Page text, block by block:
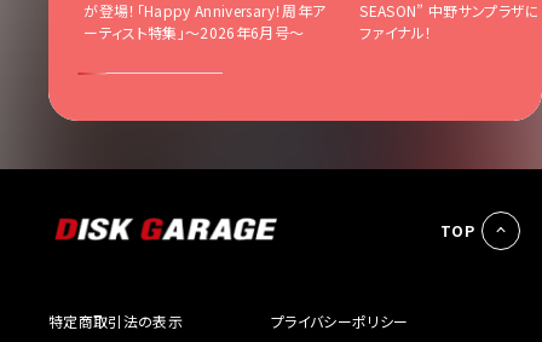
が登場！「Happy Anniversary！周年ア
ーティスト特集」〜2026年6月号〜
SEASON” 中野サンプラザ
ファイナル！
TOP
特定商取引法の表示 プライバシーポリシー